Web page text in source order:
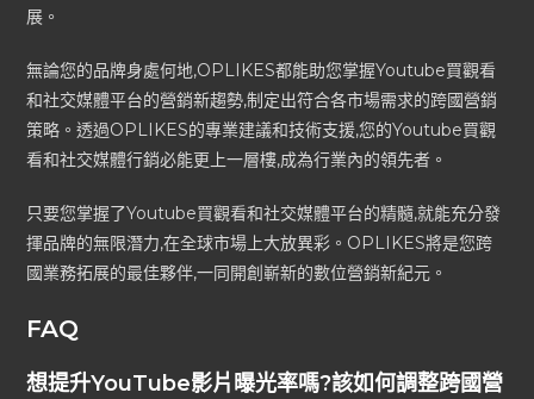
展。
無論您的品牌身處何地,OPLIKES都能助您掌握Youtube買觀看
和社交媒體平台的營銷新趨勢,制定出符合各市場需求的跨國營銷
策略。透過OPLIKES的專業建議和技術支援,您的Youtube買觀
看和社交媒體行銷必能更上一層樓,成為行業內的領先者。
只要您掌握了Youtube買觀看和社交媒體平台的精髓,就能充分發
揮品牌的無限潛力,在全球市場上大放異彩。OPLIKES將是您跨
國業務拓展的最佳夥伴,一同開創嶄新的數位營銷新紀元。
FAQ
想提升YouTube影片曝光率嗎?該如何調整跨國營